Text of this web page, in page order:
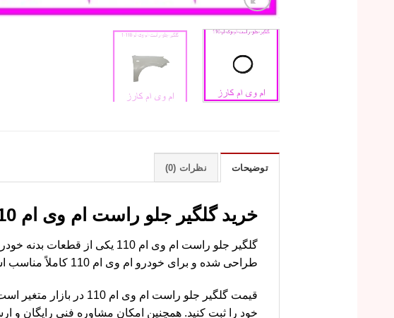
توضیحات نظرات (0)
خرید گلگیر جلو راست ام وی ام 110 با قیمت مناسب از ام وی ام کارز
گلگیر جلو راست ام وی ام 110
طراحی شده و برای خودرو ام وی ام 110 کاملاً مناسب است.
قیمت گلگیر جلو راست
خود را ثبت کنید. همچنین امکان مشاوره فنی رایگان